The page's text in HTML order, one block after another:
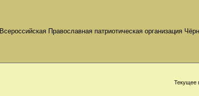
Всероссийская Православная патриотическая организация
Текущее